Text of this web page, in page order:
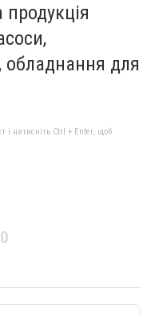
обладнання для
і натисніть Ctrl + Enter, щоб